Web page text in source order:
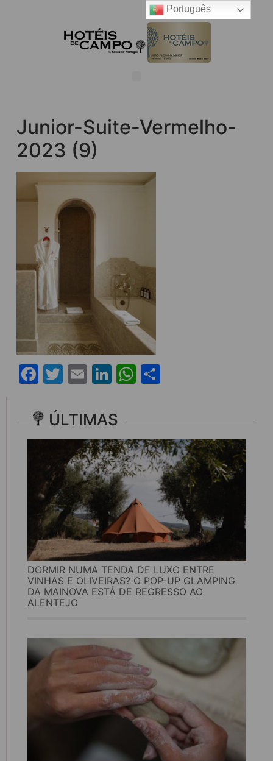
Junior-Suite-Vermelho-
2023 (9)
Facebook
Twitter
EmailLinkedIn
WhatsApp
ÚLTIMAS
DORMIR NUMA TENDA DE LUXO ENTRE
VINHAS E OLIVEIRAS? O POP-UP GLAMPING
DA MAINOVA ESTÁ DE REGRESSO AO
ALENTEJO
Português